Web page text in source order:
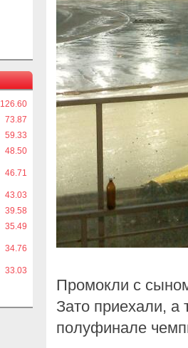
126.60
73.87
59.33
48.50
46.71
43.03
39.58
35.49
34.76
33.03
Промокли с
Зато приехали, а
полуфинале